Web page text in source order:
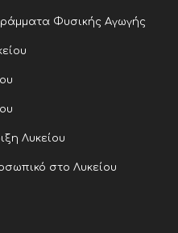
Φυσικής Αγωγής
Λυκείου
στο Λυκείου